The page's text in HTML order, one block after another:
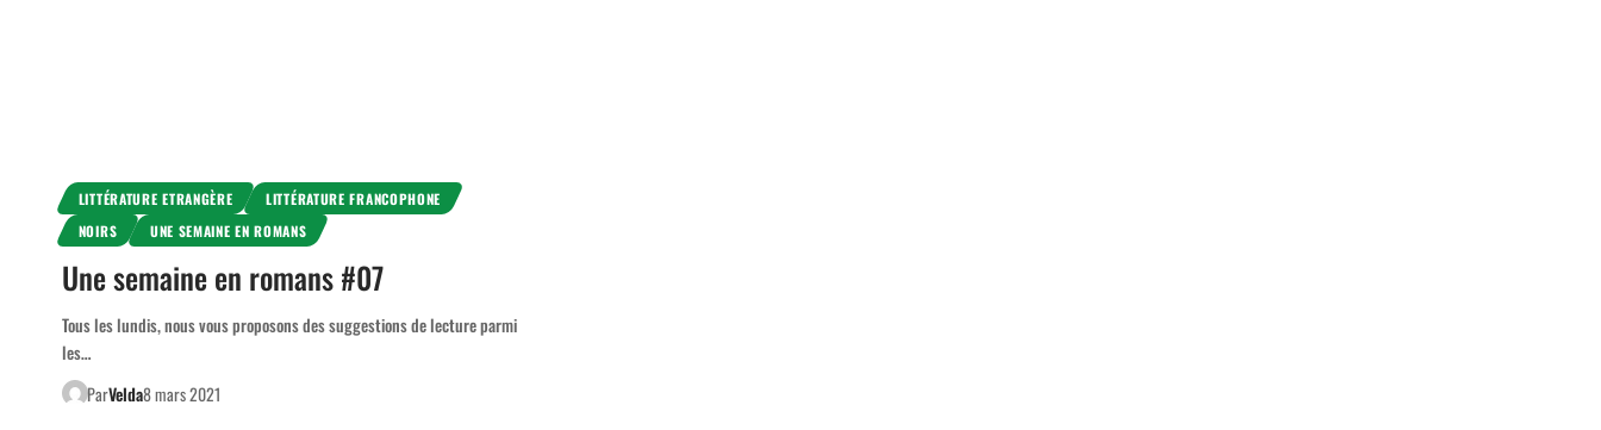
LITTÉRATURE ETRANGÈRE
LITTÉRATURE FRANCOPHONE
NOIRS
UNE SEMAINE EN ROMANS
Une semaine en romans #07
Tous les lundis, nous vous proposons des suggestions de lecture parmi
les…
ParVelda8 mars 2021